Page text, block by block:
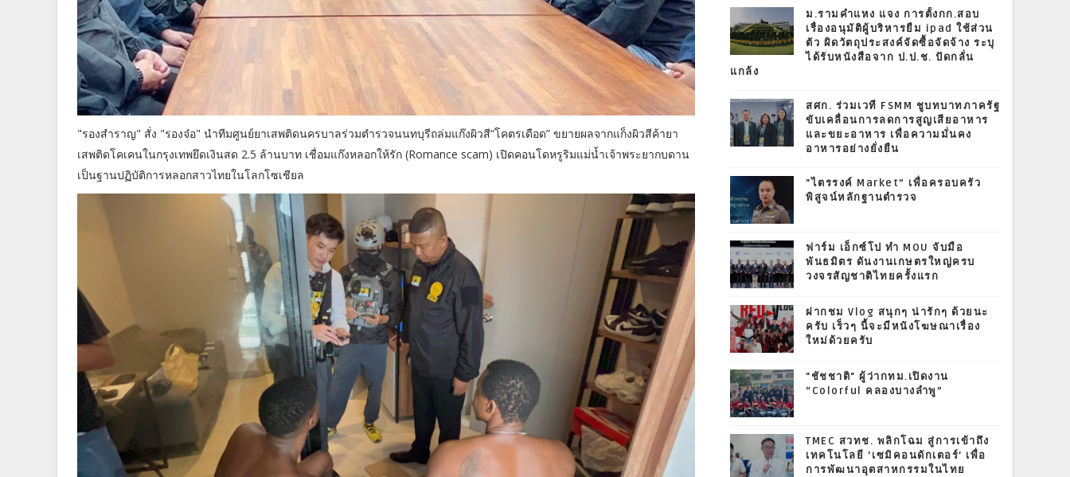
"รองสำราญ" สั่ง "รองจ๋อ" นำทีมศูนย์ยาเสพติดนครบาลร่วมตำรวจนนทบุรีถล่มแก๊งผิวสี“โคตรเดือด” ขยายผลจากแก็งผิวสีค้ายา
เสพติดโคเคนในกรุงเทพยึดเงินสด 2.5 ล้านบาท เชื่อมแก๊งหลอกให้รัก (Romance scam) เปิดคอนโดหรูริมแม่น้ำเจ้าพระยากบดาน
เป็นฐานปฏิบัติการหลอกสาวไทยในโลกโซเชียล
ม.รามคำแหง แจง การตั้งกก.สอบ
เรื่องอนุมัติผู้บริหารยืม ipad ใช้ส่วน
ตัว ผิดวัตถุประสงค์จัดซื้อจัดจ้าง ระบุ
ได้รับหนังสือจาก ป.ป.ช. ปัดกลั่น
แกล้ง
สศก. ร่วมเวที FSMM ชูบทบาทภาครัฐ
ขับเคลื่อนการลดการสูญเสียอาหาร
และขยะอาหาร เพื่อความมั่นคง
อาหารอย่างยั่งยืน
"ไตรรงค์ Market” เพื่อครอบครัว
พิสูจน์หลักฐานตำรวจ
ฟาร์ม เอ็กซ์โป ทำ MOU จับมือ
พันธมิตร ดันงานเกษตรใหญ่ครบ
วงจรสัญชาติไทยครั้งแรก
ฝากชม Vlog สนุกๆ น่ารักๆ ด้วยนะ
ครับ เร็วๆ นี้จะมีหนังโฆษณาเรื่อง
ใหม่ด้วยครับ
"ชัชชาติ" ผู้ว่ากทม.เปิดงาน
“Colorful คลองบางลำพู”
TMEC สวทช. พลิกโฉม สู่การเข้าถึง
เทคโนโลยี ‘เซมิคอนดักเตอร์’ เพื่อ
การพัฒนาอุตสาหกรรมในไทย